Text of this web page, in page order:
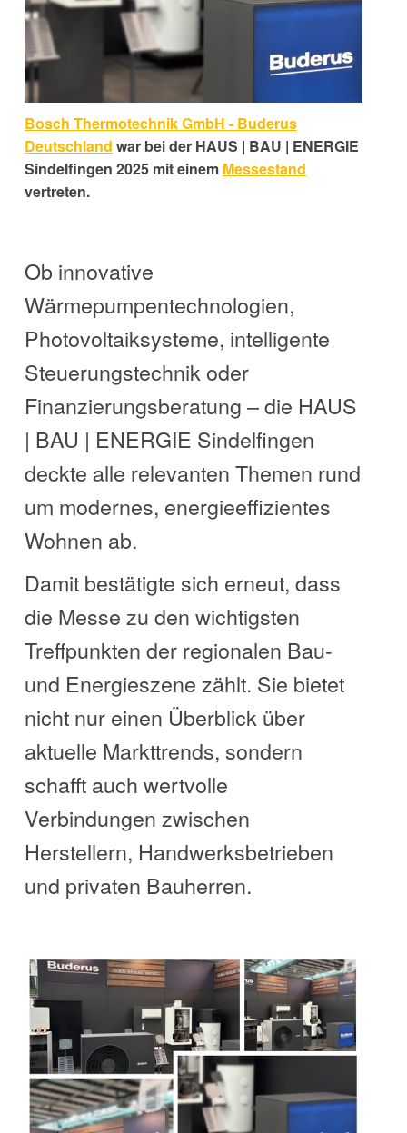
Bosch Thermotechnik GmbH - Buderus
Deutschland war bei der HAUS | BAU | ENERGIE
Sindelfingen 2025 mit einem Messestand
vertreten.
Ob innovative
Wärmepumpentechnologien,
Photovoltaiksysteme, intelligente
Steuerungstechnik oder
Finanzierungsberatung – die HAUS
| BAU | ENERGIE Sindelfingen
deckte alle relevanten Themen rund
um modernes, energieeffizientes
Wohnen ab.
Damit bestätigte sich erneut, dass
die Messe zu den wichtigsten
Treffpunkten der regionalen Bau-
und Energieszene zählt. Sie bietet
nicht nur einen Überblick über
aktuelle Markttrends, sondern
schafft auch wertvolle
Verbindungen zwischen
Herstellern, Handwerksbetrieben
und privaten Bauherren.